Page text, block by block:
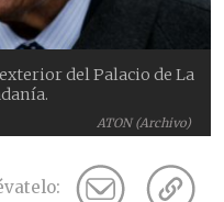
ATON (Archivo)
del Palacio de La